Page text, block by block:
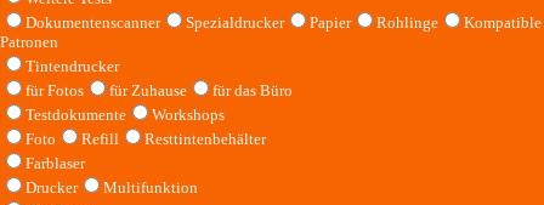
Dokumentenscanner
Spezialdrucker Papier Rohlinge
Kompatible
Patronen
Tintendrucker
für Fotos
für Zuhause
für das Büro
Testdokumente
Workshops
Foto
Refill
Resttintenbehälter
Farblaser
Drucker
Multifunktion